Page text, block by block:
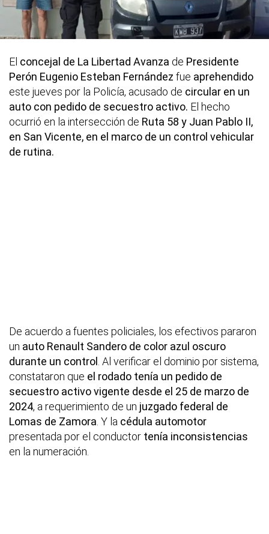
El concejal de La Libertad Avanza de Presidente
Perón Eugenio Esteban Fernández fue aprehendido
este jueves por la Policía, acusado de circular en un
auto con pedido de secuestro activo. El hecho
ocurrió en la intersección de Ruta 58 y Juan Pablo II,
en San Vicente, en el marco de un control vehicular
de rutina.
De acuerdo a fuentes policiales, los efectivos pararon
un auto Renault Sandero de color azul oscuro
durante un control . Al verificar el dominio por sistema,
constataron que el rodado tenía un pedido de
secuestro activo vigente desde el 25 de marzo de
2024, a requerimiento de un juzgado federal de
Lomas de Zamora. Y la cédula automotor
presentada por el conductor tenía inconsistencias
en la numeración.